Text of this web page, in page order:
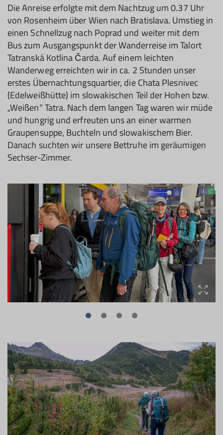
Die Anreise erfolgte mit dem Nachtzug um 0.37 Uhr
von Rosenheim über Wien nach Bratislava. Umstieg in
einen Schnellzug nach Poprad und weiter mit dem
Bus zum Ausgangspunkt der Wanderreise im Talort
Tatranská Kotlina Čarda. Auf einem leichten
Wanderweg erreichten wir in ca. 2 Stunden unser
erstes Übernachtungsquartier, die Chata Plesnivec
(Edelweißhütte) im slowakischen Teil der Hohen bzw.
„Weißen“ Tatra. Nach dem langen Tag waren wir müde
und hungrig und erfreuten uns an einer warmen
Graupensuppe, Buchteln und slowakischem Bier.
Danach suchten wir unsere Bettruhe im geräumigen
Sechser-Zimmer.